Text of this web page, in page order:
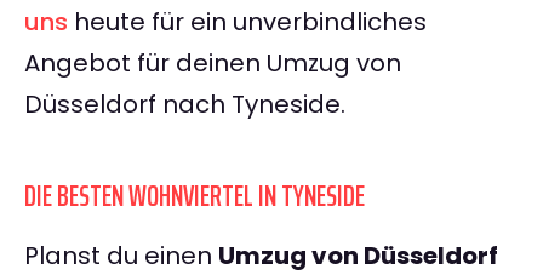
uns heute für ein unverbindliches
Angebot für deinen Umzug von
Düsseldorf nach Tyneside.
DIE BESTEN WOHNVIERTEL IN TYNESIDE
Planst du einen Umzug von Düsseldorf